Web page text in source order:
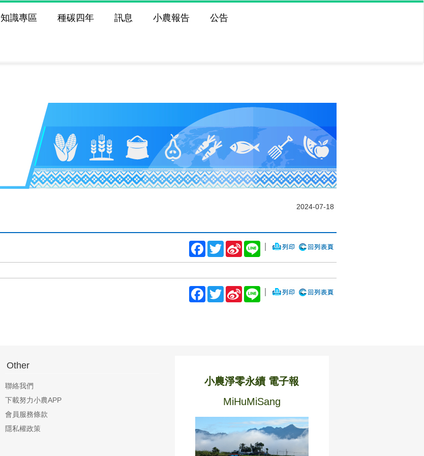
知識專區 種碳四年 訊息 小農報告 公告
2024-07-18
Facebook
TwitterSina
Weibo
Line
Facebook
TwitterSina
Weibo
Line
Other
聯絡我們
下載努力小農APP
會員服務條款
隱私權政策
小農淨零永續 電子報
MiHuMiSang